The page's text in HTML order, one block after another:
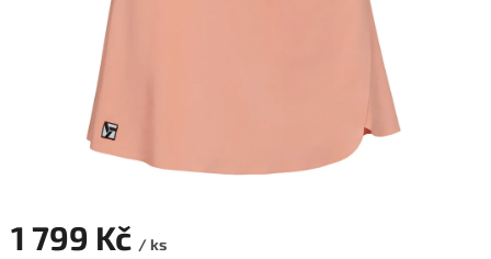
1 799 Kč / ks